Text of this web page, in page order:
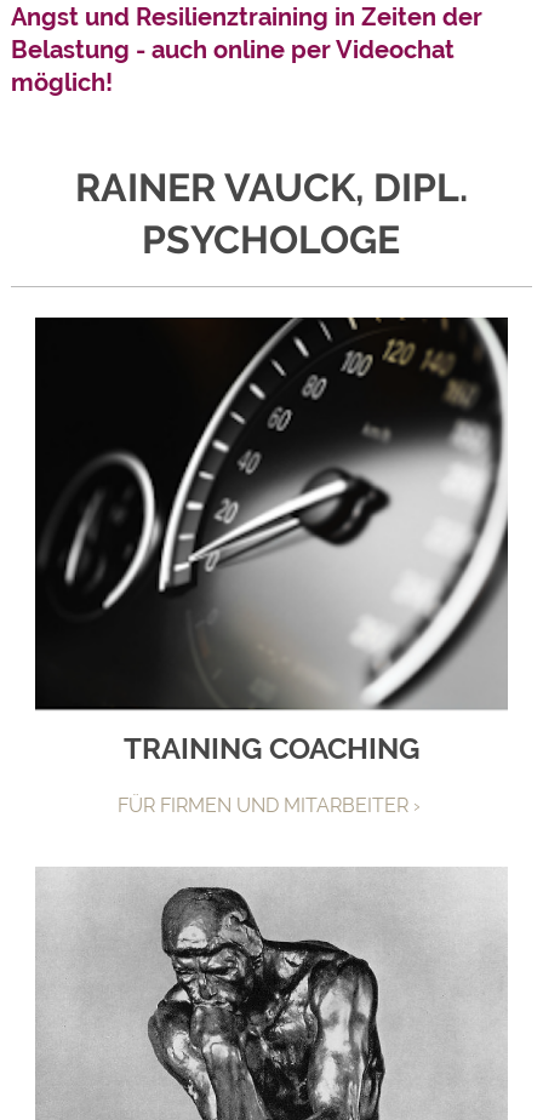
Angst und Resilienztraining in Zeiten der
Belastung - auch online per Videochat
möglich!
RAINER VAUCK, DIPL.
PSYCHOLOGE
TRAINING COACHING
FÜR FIRMEN UND MITARBEITER